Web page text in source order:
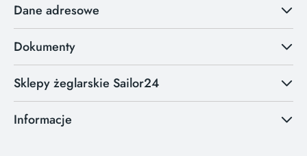
Dane adresowe
Dokumenty
Sklepy żeglarskie Sailor24
Informacje